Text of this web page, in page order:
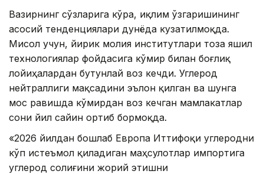
Вазирнинг сўзларига кўра, иқлим ўзгаришининг
асосий тенденциялари дунёда кузатилмоқда.
Мисол учун, йирик молия институтлари тоза яшил
технологиялар фойдасига кўмир билан боғлиқ
лойиҳалардан бутунлай воз кечди. Углерод
нейтраллиги мақсадини эълон қилган ва шунга
мос равишда кўмирдан воз кечган мамлакатлар
сони йил сайин ортиб бормоқда.
«2026 йилдан бошлаб Европа Иттифоқи углеродни
кўп истеъмол қиладиган маҳсулотлар импортига
углерод солиғини жорий этишни